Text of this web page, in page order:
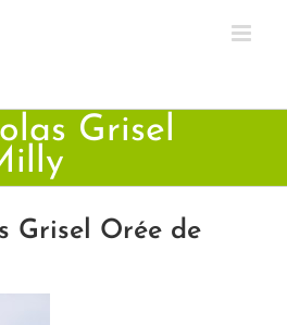
Grisel
Grisel Orée de